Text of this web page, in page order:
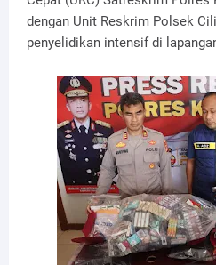
dengan Unit Reskrim Polsek
penyelidikan intensif di